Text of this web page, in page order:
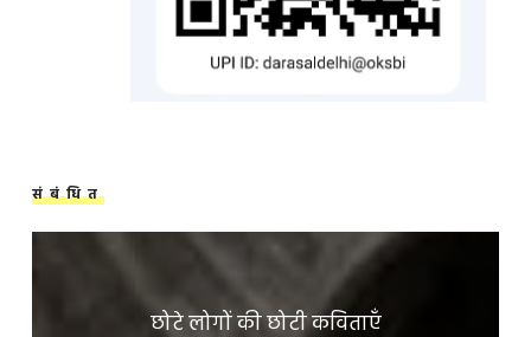
संबंधित
छोटे लोगों की छोटी कविताएँ